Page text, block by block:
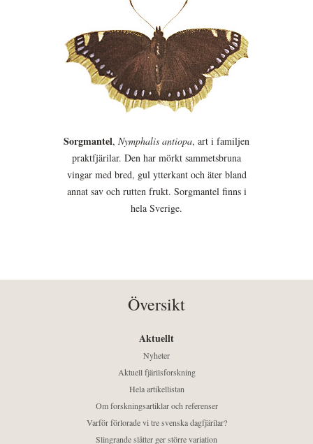
Sorgmantel, Nymphalis antiopa, art i familjen
praktfjärilar. Den har mörkt sammetsbruna
vingar med bred, gul ytterkant och äter bland
annat sav och rutten frukt. Sorgmantel finns i
hela Sverige.
Översikt
Aktuellt
Nyheter
Aktuell fjärilsforskning
Hela artikellistan
Om forskningsartiklar och referenser
Varför förlorade vi tre svenska dagfjärilar?
Slingrande slåtter ger större variation